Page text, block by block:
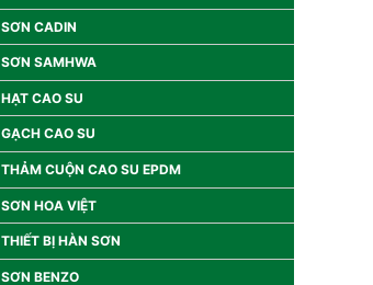
SƠN CADIN
SƠN SAMHWA
HẠT CAO SU
GẠCH CAO SU
THẢM CUỘN CAO SU EPDM
SƠN HOA VIỆT
THIẾT BỊ HÀN SƠN
SƠN BENZO